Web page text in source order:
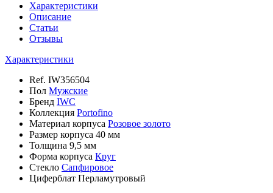
Характеристики
Описание
Статьи
Отзывы
Характеристики
Ref. IW356504
Пол Мужские
Бренд IWC
Коллекция Portofino
Материал корпуса Розовое золото
Размер корпуса 40 мм
Толщина 9,5 мм
Форма корпуса Круг
Стекло Сапфировое
Циферблат Перламутровый